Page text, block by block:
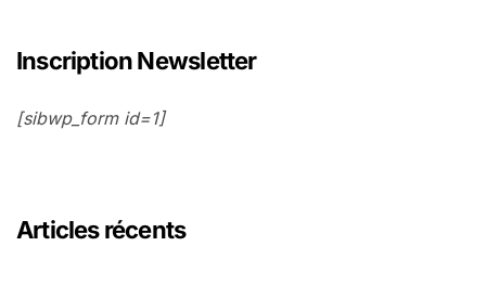
Inscription Newsletter
[sibwp_form id=1]
Articles récents